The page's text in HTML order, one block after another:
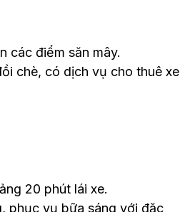
các điểm săn mây.
chè, có dịch vụ cho thuê xe
20 phút lái xe.
phục vụ bữa sáng với đặc